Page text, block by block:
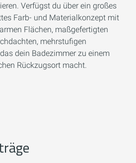
Verfügst du über ein großes
Farb- und Materialkonzept mit
Flächen, maßgefertigten
mehrstufigen
dein Badezimmer zu einem
Rückzugsort macht.